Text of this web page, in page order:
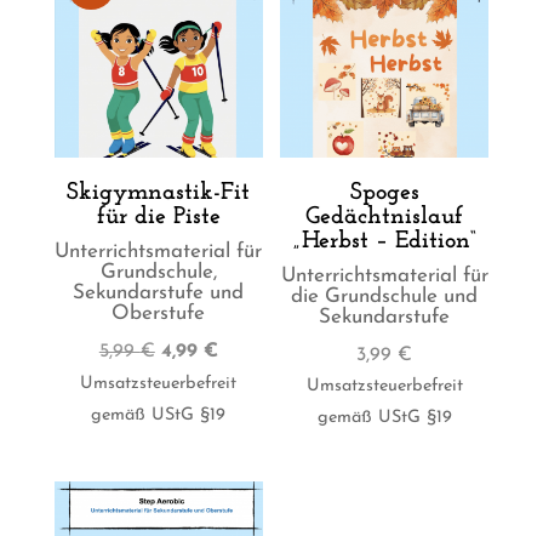
Skigymnastik-Fit
für die Piste
Unterrichtsmaterial für
Grundschule,
Sekundarstufe und
Oberstufe
5,99€ Ursprünglicher
Preis
war:
4,99 €Aktueller
Preis
ist:
Umsatzsteuerbefreit
gemäß UStG §19
Spoges
Gedächtnislauf
„Herbst – Edition“
Unterrichtsmaterial für
die Grundschule und
Sekundarstufe
3,99 €
Umsatzsteuerbefreit
gemäß UStG §19